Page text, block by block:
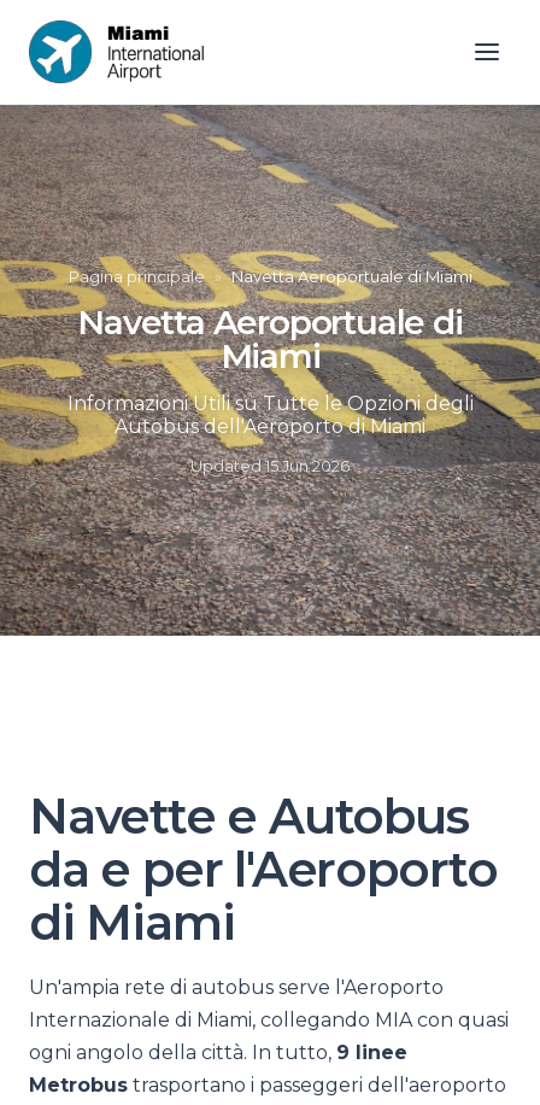
Pagina principale » Navetta Aeroportuale di Miami
Navetta Aeroportuale di
Miami
Informazioni Utili su Tutte le Opzioni degli
Autobus dell'Aeroporto di Miami
Updated15 Jun 2026
Navette e Autobus
da e per l'Aeroporto
di Miami
Un'ampia rete di autobus serve l'Aeroporto
Internazionale di Miami, collegando MIA con quasi
ogni angolo della città. In tutto, 9 linee
Metrobus trasportano i passeggeri dell'aeroporto